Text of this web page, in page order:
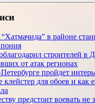
Поиск
в районе
строителей в
от атак регионах
пройдет
клейстер для обоев и как
предстоит воевать не